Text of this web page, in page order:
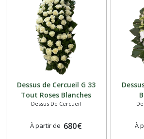
Dessus de Cercueil G 33
Tout Roses Blanches
Dessus De Cercueil
À partir de 680€ À